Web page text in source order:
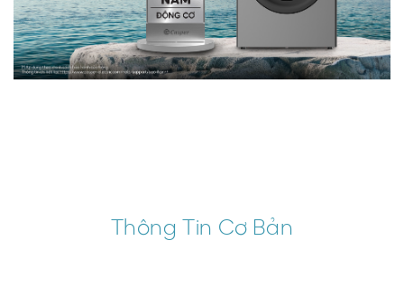
Thông Tin Cơ Bản